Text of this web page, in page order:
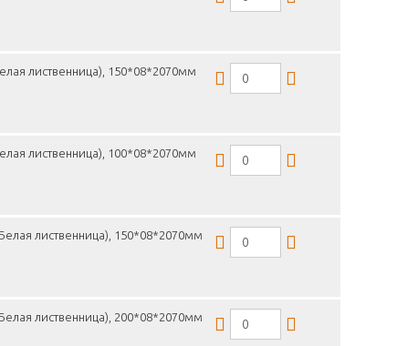
лиственница), 150*08*2070мм
лиственница), 100*08*2070мм
лиственница), 150*08*2070мм
лиственница), 200*08*2070мм